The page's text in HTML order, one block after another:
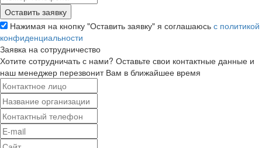
Нажимая на кнопку "Оставить заявку" я соглашаюсь с политикой
конфиденциальности
Заявка на сотрудничество
Хотите сотрудничать с нами? Оставьте свои контактные данные и
наш менеджер перезвонит Вам в ближайшее время